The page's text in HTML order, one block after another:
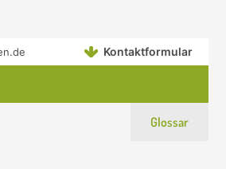
Kontaktformular
Glossar